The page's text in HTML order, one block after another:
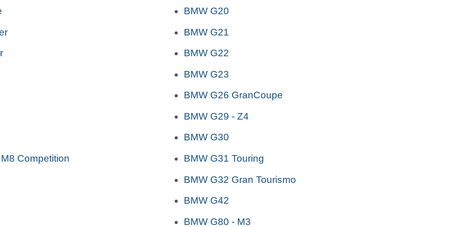
Competition
BMW G20
BMW G21
BMW G22
BMW G23
BMW G26 GranCoupe
BMW G29 - Z4
BMW G30
BMW G31 Touring
BMW G32 Gran Tourismo
BMW G42
BMW G80 - M3